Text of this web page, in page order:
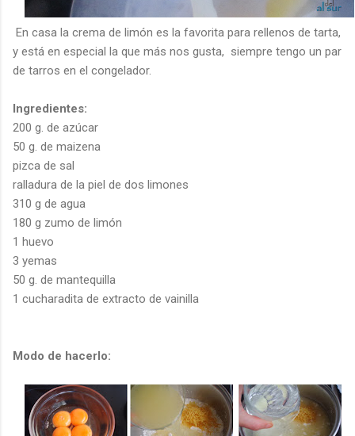
En casa la crema de limón es la favorita para rellenos de tarta,
y está en especial la que más nos gusta, siempre tengo un par
de tarros en el congelador.
Ingredientes:
200 g. de azúcar
50 g. de maizena
pizca de sal
ralladura de la piel de dos limones
310 g de agua
180 g zumo de limón
1 huevo
3 yemas
50 g. de mantequilla
1 cucharadita de extracto de vainilla
Modo de hacerlo: